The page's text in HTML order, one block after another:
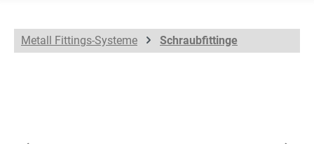
Metall Fittings-Systeme Schraubfittinge